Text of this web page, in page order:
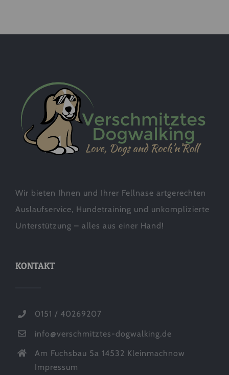
Wir bieten Ihnen und Ihrer Fellnase artgerechten
Auslaufservice, Hundetraining und unkomplizierte
Unterstützung – alles aus einer Hand!
KONTAKT
0151 / 40269207
info@verschmitztes-dogwalking.de
Am Fuchsbau 5a 14532 Kleinmachnow
Impressum